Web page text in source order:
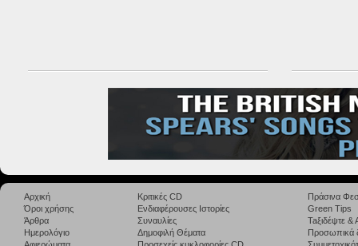
Αρχική
Όροι χρήσης
Άρθρα
Ημερολόγιο
Κριτικές CD
Ενδιαφέρουσες Ιστορίες
Συναυλίες
Δημοφιλή Θέματα
Πράσινα
Green Tips
Taξιδέψτε
Προσωπικά